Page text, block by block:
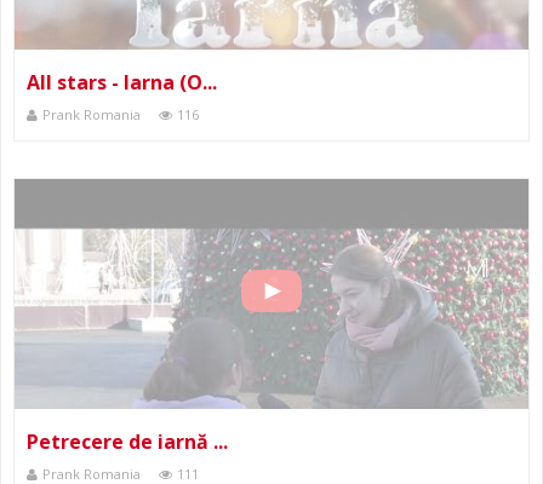
All stars - Iarna (O...
Prank Romania 116
Petrecere de iarnă ...
Prank Romania 111